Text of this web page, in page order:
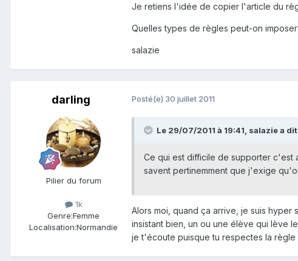
Je retiens l'idée de copier l'article du
Quelles types de règles peut-on
salazie
darling
Pilier du forum
1k
Genre:Femme
Localisation:Normandie
Posté(e) 30 juillet 2011
Le 29/07/2011 à 19:41, salazie a dit
Ce qui est difficile de supporter c'est
savent pertinemment que j'exige
Alors moi, quand ça arrive, je suis
insistant bien, un ou une élève qui lève
je t'écoute puisque tu respectes la